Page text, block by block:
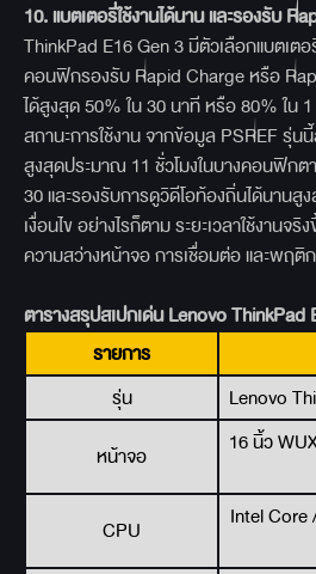
10. แบตเตอรี่ใช้งานได้นาน และรองรับ
ThinkPad E16 Gen 3 มีตัวเลือกแบตเต
คอนฟิกรองรับ Rapid Charge หรือ
ได้สูงสุด 50% ใน 30 นาที หรือ 80% ใน
สถานะการใช้งาน จากข้อมูล PSREF รุ่นนี้
สูงสุดประมาณ 11 ชั่วโมงในบางคอนฟิก
30 และรองรับการดูวิดีโอท้องถิ่นได้นานสู
เงื่อนไข อย่างไรก็ตาม ระยะเวลาใช้งานจ
ความสว่างหน้าจอ การเชื่อมต่อ และพฤติ
ตารางสรุปสเปกเด่น Lenovo ThinkPad
รายการ
รุ่น
Lenovo
หน้าจอ
16 นิ้ว
CPU
Intel Core